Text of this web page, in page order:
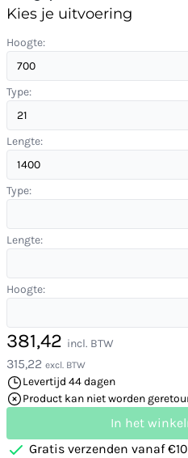
Kies je uitvoering
Hoogte:
Type:
Lengte:
Type:
Lengte:
Hoogte:
381,42 incl. BTW
315,22 excl. BTW
Levertijd 44 dagen
Product kan niet worden
In het
Gratis verzenden vanaf